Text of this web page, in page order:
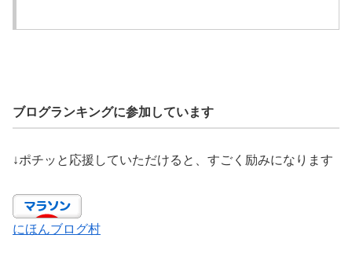
ブログランキングに参加しています
↓ポチッと応援していただけると、すごく励みになります
にほんブログ村